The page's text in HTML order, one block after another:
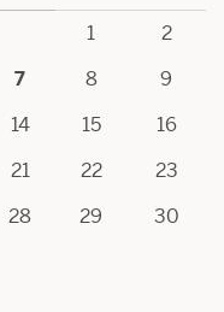
1
2
7 8
9
14 15
16
21 22
23
28 29
30